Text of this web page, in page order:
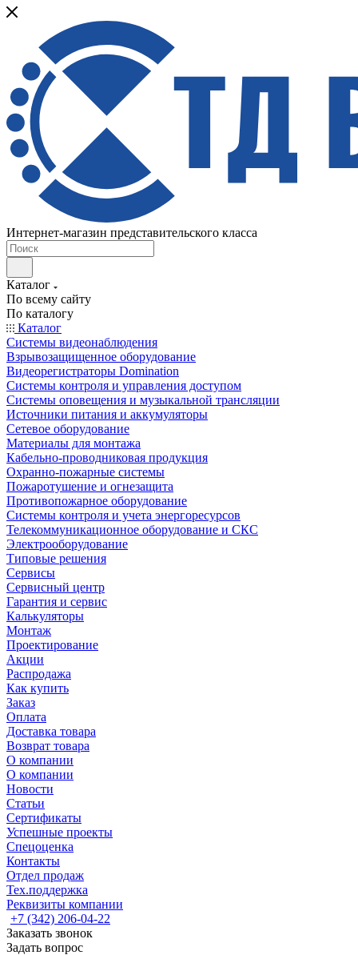
Интернет-магазин представительского класса
Каталог
По всему сайту
По каталогу
Каталог
Системы видеонаблюдения
Взрывозащищенное оборудование
Видеорегистраторы Domination
Системы контроля и управления доступом
Системы оповещения и музыкальной трансляции
Источники питания и аккумуляторы
Сетевое оборудование
Материалы для монтажа
Кабельно-проводниковая продукция
Охранно-пожарные системы
Пожаротушение и огнезащита
Противопожарное оборудование
Системы контроля и учета энергоресурсов
Телекоммуникационное оборудование и СКС
Электрооборудование
Типовые решения
Сервисы
Сервисный центр
Гарантия и сервис
Калькуляторы
Монтаж
Проектирование
Акции
Распродажа
Как купить
Заказ
Оплата
Доставка товара
Возврат товара
О компании
О компании
Новости
Статьи
Сертификаты
Успешные проекты
Спецоценка
Контакты
Отдел продаж
Тех.поддержка
Реквизиты компании
+7 (342) 206-04-22
Заказать звонок
Задать вопрос